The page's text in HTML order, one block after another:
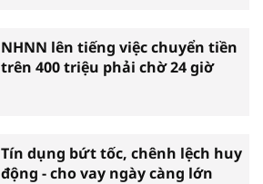
NHNN lên tiếng việc chuyển tiền
trên 400 triệu phải chờ 24 giờ
Tín dụng bứt tốc, chênh lệch huy
động - cho vay ngày càng lớn